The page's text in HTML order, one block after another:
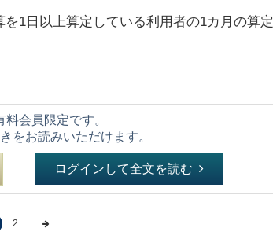
1日以上算定している利用者の1カ月の算定
料会員限定です。
をお読みいただけます。
ログインして全文を読む
2